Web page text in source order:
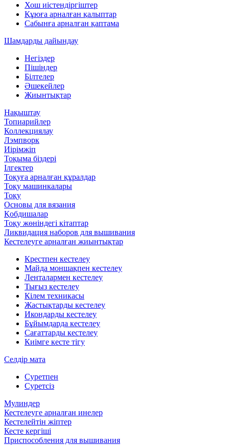
Хош иістендіргіштер
Құюға арналған қалыптар
Сабынға арналған қаптама
Шамдарды дайындау
Негіздер
Пішіндер
Білтелер
Әшекейлер
Жиынтықтар
Нақыштау
Топиарийлер
Коллекциялау
Лэмпворк
Иірімжіп
Тоқыма біздері
Ілгектер
Тоқуға арналған құралдар
Тоқу машинкалары
Тоқу
Основы для вязания
Қобдишалар
Тоқу жөніндегі кітаптар
Ликвидация наборов для вышивания
Кестелеуге арналған жиынтықтар
Крестпен кестелеу
Майда моншақпен кестелеу
Ленталармен кестелеу
Тығыз кестелеу
Кілем техникасы
Жастықтарды кестелеу
Икондарды кестелеу
Бұйымдарда кестелеу
Сағаттарды кестелеу
Киімге кесте тігу
Селдір мата
Суретпен
Суретсіз
Мулиндер
Кестелеуге арналған инелер
Кестелейтін жіптер
Кесте кергіші
Приспособления для вышивания